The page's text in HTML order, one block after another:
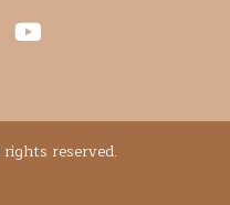
reserved.